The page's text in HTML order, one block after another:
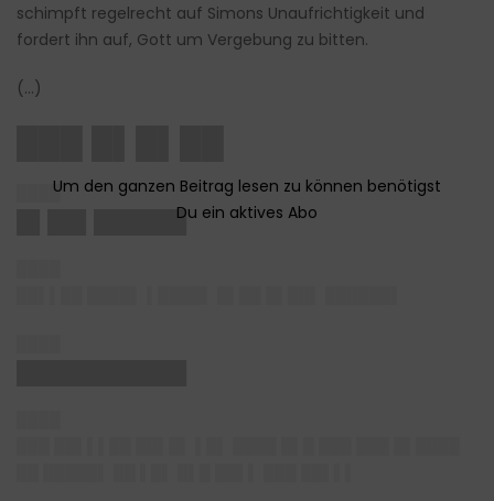
schimpft regelrecht auf Simons Unaufrichtigkeit und
fordert ihn auf, Gott um Vergebung zu bitten.
(…)
████
█▌██▌██████